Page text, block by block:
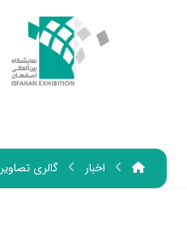
اخبار گالری تصاویر